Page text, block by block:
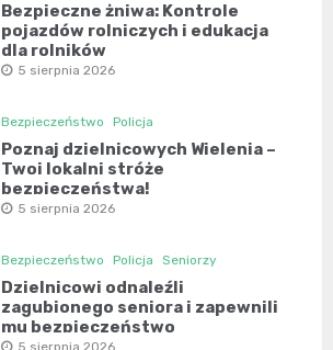
Bezpieczne żniwa: Kontrole
pojazdów rolniczych i edukacja
dla rolników
5 sierpnia 2026
Bezpieczeństwo Policja
Poznaj dzielnicowych Wielenia –
Twoi lokalni stróże
bezpieczeństwa!
5 sierpnia 2026
Bezpieczeństwo Policja Seniorzy
Dzielnicowi odnaleźli
zagubionego seniora i zapewnili
mu bezpieczeństwo
5 sierpnia 2026